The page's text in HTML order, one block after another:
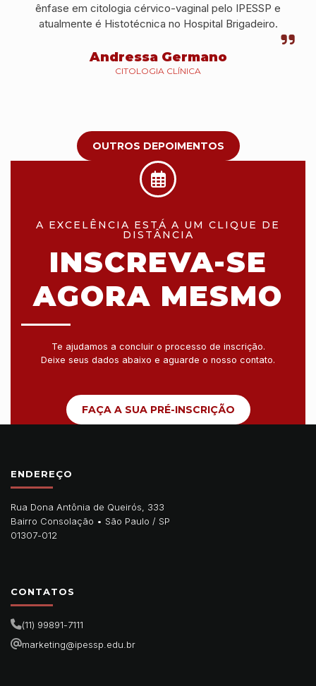
ênfase em citologia cérvico-vaginal pelo IPESSP e
atualmente é Histotécnica no Hospital Brigadeiro.
Andressa Germano
CITOLOGIA CLÍNICA
OUTROS DEPOIMENTOS
A EXCELÊNCIA ESTÁ A UM CLIQUE DE
DISTÂNCIA
INSCREVA-SE
AGORA MESMO
Te ajudamos a concluir o processo de inscrição.
Deixe seus dados abaixo e aguarde o nosso contato.
FAÇA A SUA PRÉ-INSCRIÇÃO
ENDEREÇO
Rua Dona Antônia de Queirós, 333
Bairro Consolação • São Paulo / SP
01307-012
CONTATOS
(11) 99891-7111
marketing@ipessp.edu.br